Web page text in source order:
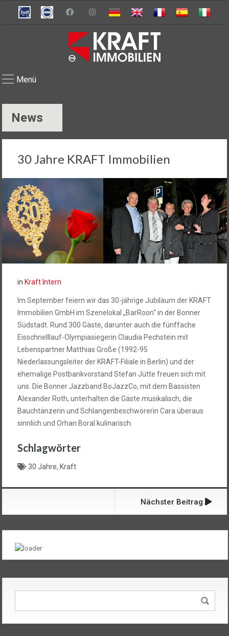
Menü
News
30 Jahre KRAFT Immobilien
in Kraft Intern
Im September feiern wir das 30-jährige Jubiläum der KRAFT
Immobilien GmbH im Szenelokal „BarRoon“ in der Bonner
Südstadt. Rund 300 Gäste, darunter auch die fünffache
Eisschnelllauf-Olympiasiegerin Claudia Pechstein mit
Lebenspartner Matthias Große (1992-95
Niederlassungsleiter der KRAFT-Filiale in Berlin) und der
ehemalige Postbankvorstand Stefan Jütte freuen sich mit
uns. Die Bonner Jazzband BoJazzCo, mit dem Bassisten
Alexander Roth, unterhalten die Gäste musikalisch, die
Bauchtänzerin und Schlangenbeschwörerin Cara überaus
sinnlich und Orhan Boral kulinarisch.
Schlagwörter
30 Jahre, Kraft
Nächster Beitrag